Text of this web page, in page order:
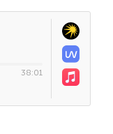
38:01